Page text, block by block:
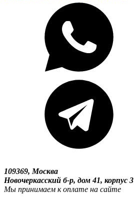
109369, Москва
Новочеркасский б-р, дом 41, корпус 3
Мы принимаем к оплате на сайте